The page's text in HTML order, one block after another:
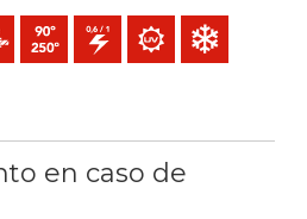
un alambre (clase 1) mm2
rígido cableado (clase 2) mm2
Temperatura máx. servicio: 90ºC /
0,6/1 (1,2) kV C.AResistencia a los rayos
Resistencia al
en caso de